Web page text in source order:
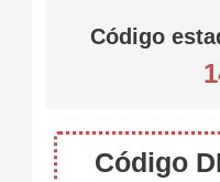
Código
Código